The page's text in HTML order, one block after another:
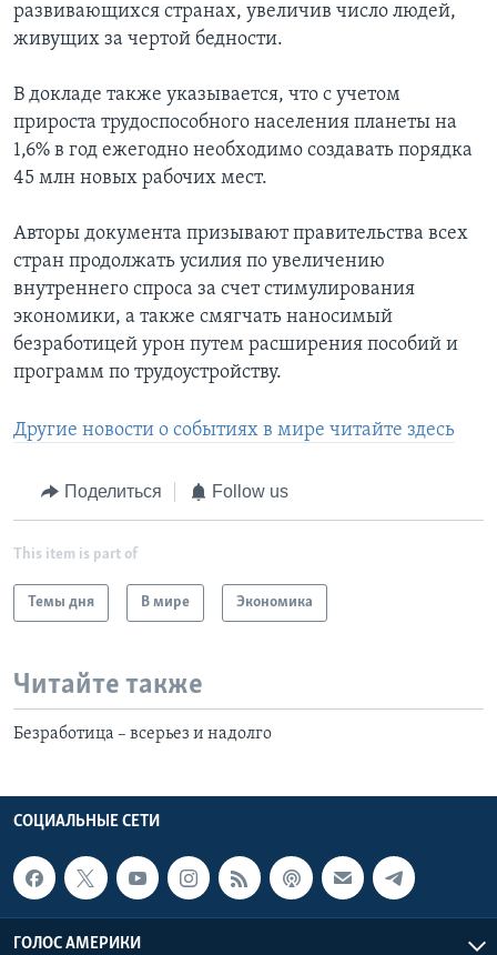
развивающихся странах, увеличив число людей,
живущих за чертой бедности.
В докладе также указывается, что с учетом
прироста трудоспособного населения планеты на
1,6% в год ежегодно необходимо создавать порядка
45 млн новых рабочих мест.
Авторы документа призывают правительства всех
стран продолжать усилия по увеличению
внутреннего спроса за счет стимулирования
экономики, а также смягчать наносимый
безработицей урон путем расширения пособий и
программ по трудоустройству.
Другие новости о событиях в мире читайте здесь
Поделиться Follow us
This item is part of
Темы дня В мире Экономика
Читайте также
Безработица – всерьез и надолго
СОЦИАЛЬНЫЕ СЕТИ
ГОЛОС АМЕРИКИ